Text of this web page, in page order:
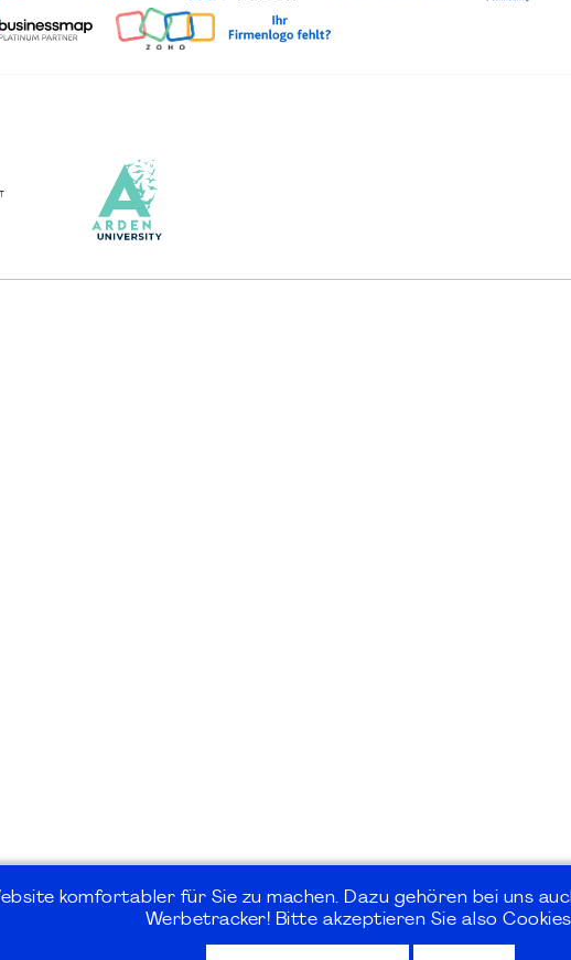
komfortabler für Sie zu machen. Dazu gehören bei uns
Werbetracker! Bitte akzeptieren Sie also